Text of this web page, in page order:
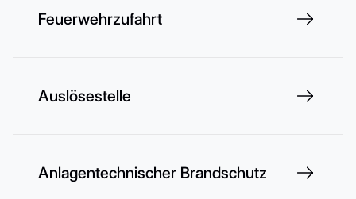
Feuerwehrzufahrt
Auslösestelle
Anlagentechnischer Brandschutz